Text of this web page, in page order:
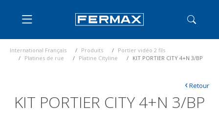
International Français Produits
Portier vidéo 2 fils
Platines de rue
Platine Cityline KIT PORTIER CITY 4+N 3/BP
KIT PORTIER CITY 4+N 3/BP
‹Retour